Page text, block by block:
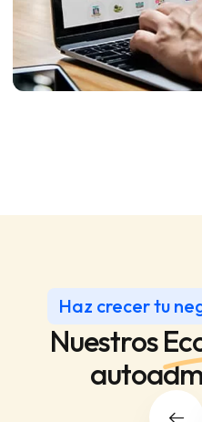
Haz crecer tu
Nuestros